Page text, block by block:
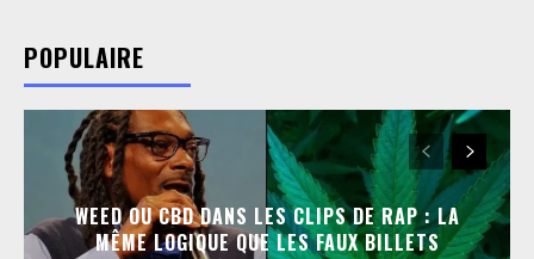
POPULAIRE
WEED OU CBD DANS LES CLIPS DE RAP : LA
MÊME LOGIQUE QUE LES FAUX BILLETS